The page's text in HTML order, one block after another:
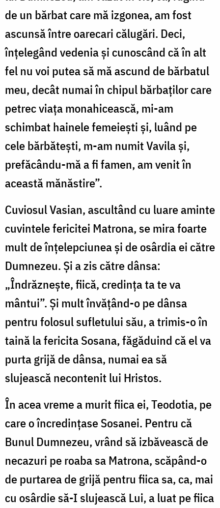
de un bărbat care mă izgonea, am fost
ascunsă între oarecari călugări. Deci,
înțelegând vedenia și cunoscând că în alt
fel nu voi putea să mă ascund de bărbatul
meu, decât numai în chipul bărbaților care
petrec viața monahicească, mi-am
schimbat hainele femeiești și, luând pe
cele bărbătești, m-am numit Vavila și,
prefăcându-mă a fi famen, am venit în
această mănăstire”.
Cuviosul Vasian, ascultând cu luare aminte
cuvintele fericitei Matrona, se mira foarte
mult de înțelepciunea și de osârdia ei către
Dumnezeu. Și a zis către dânsa:
„Îndrăznește, fiică, credința ta te va
mântui”. Și mult învățând-o pe dânsa
pentru folosul sufletului său, a trimis-o în
taină la fericita Sosana, făgăduind că el va
purta grijă de dânsa, numai ea să
slujească necontenit lui Hristos.
În acea vreme a murit fiica ei, Teodotia, pe
care o încredințase Sosanei. Pentru că
Bunul Dumnezeu, vrând să izbăvească de
necazuri pe roaba sa Matrona, scăpând-o
de purtarea de grijă pentru fiica sa, ca, mai
cu osârdie să-I slujească Lui, a luat pe fiica